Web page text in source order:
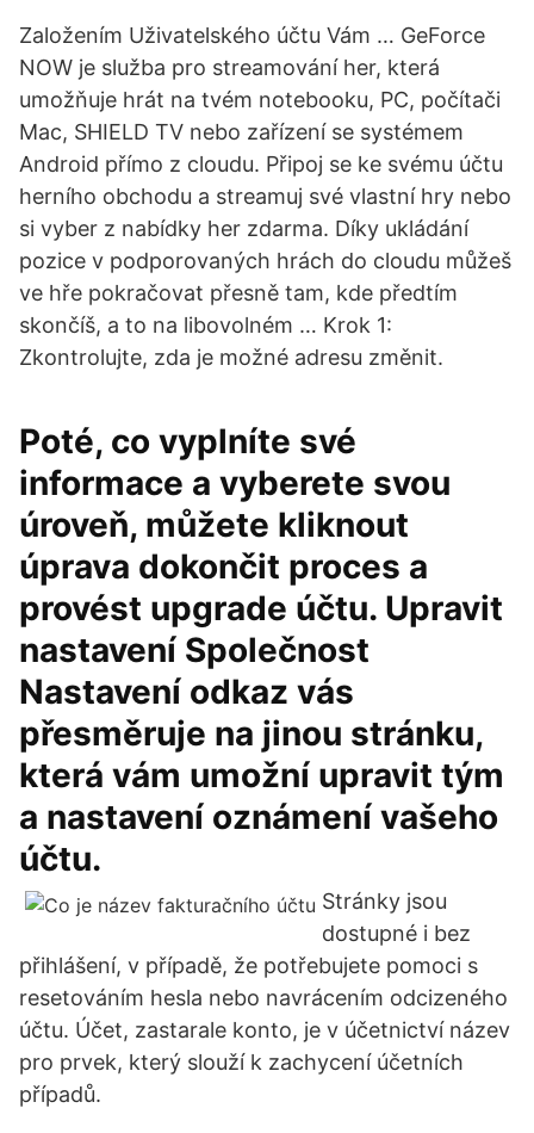
Založením Uživatelského účtu Vám … GeForce
NOW je služba pro streamování her, která
umožňuje hrát na tvém notebooku, PC, počítači
Mac, SHIELD TV nebo zařízení se systémem
Android přímo z cloudu. Připoj se ke svému účtu
herního obchodu a streamuj své vlastní hry nebo
si vyber z nabídky her zdarma. Díky ukládání
pozice v podporovaných hrách do cloudu můžeš
ve hře pokračovat přesně tam, kde předtím
skončíš, a to na libovolném … Krok 1:
Zkontrolujte, zda je možné adresu změnit.
Poté, co vyplníte své
informace a vyberete svou
úroveň, můžete kliknout
úprava dokončit proces a
provést upgrade účtu. Upravit
nastavení Společnost
Nastavení odkaz vás
přesměruje na jinou stránku,
která vám umožní upravit tým
a nastavení oznámení vašeho
účtu.
Stránky jsou
dostupné i bez
přihlášení, v případě, že potřebujete pomoci s
resetováním hesla nebo navrácením odcizeného
účtu. Účet, zastarale konto, je v účetnictví název
pro prvek, který slouží k zachycení účetních
případů.